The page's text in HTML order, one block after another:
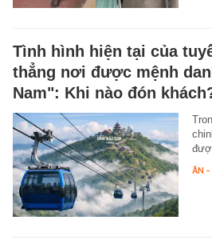
Tình hình hiện tại của
thẳng nơi được mệnh
Nam": Khi nào đón
ĂN